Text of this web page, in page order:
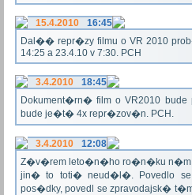
15.4.2010
16:45
Dal�� repr�zy filmu o VR 2010
14:25 a 23.4.10 v 7:30. PCH
3.4.2010
18:45
Dokument�rn� film o VR2010
bude je�t� 4x repr�zov�n. PCH.
3.4.2010
12:08
Z�v�rem leto�n�ho ro�n�ku n�m
jin� to toti� neud�l�. Povedlo
pos�dky, povedl se zpravodajsk�